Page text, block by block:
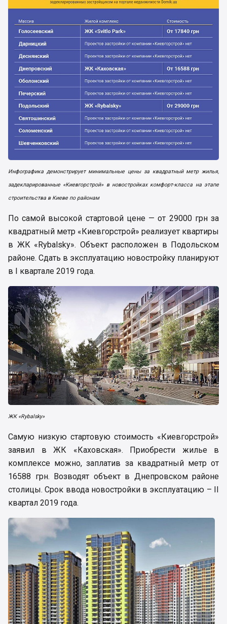
Инфографика демонстрирует минимальные цены за квадратный метр жилья,
задекларированные «Киевгорстрой» в новостройках комфорт-класса на этапе
строительства в Киеве по районам
По самой высокой стартовой цене — от 29000 грн за
квадратный метр «Киевгорстрой» реализует квартиры
в ЖК «Rybalsky». Объект расположен в Подольском
районе. Сдать в эксплуатацию новостройку планируют
в I квартале 2019 года.
ЖК «Rybalsky»
Самую низкую стартовую стоимость «Киевгорстрой»
заявил в ЖК «Каховская». Приобрести жилье в
комплексе можно, заплатив за квадратный метр от
16588 грн. Возводят объект в Днепровском районе
столицы. Срок ввода новостройки в эксплуатацию – II
квартал 2019 года.